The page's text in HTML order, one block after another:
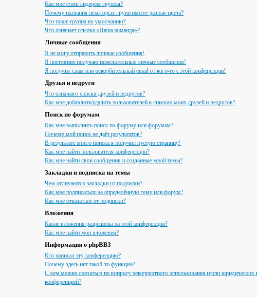
Как мне стать лидером группы?
Почему названия некоторых групп имеют разные цвета?
Что такое группа по умолчанию?
Что означает ссылка «Наша команда»?
Личные сообщения
Я не могу отправить личные сообщения!
Я постоянно получаю нежелательные личные сообщения!
Я получил спам или оскорбительный email от кого-то с этой конференции!
Друзья и недруги
Что означают списки друзей и недругов?
Как мне добавлять/удалять пользователей в списках моих друзей и недругов?
Поиск по форумам
Как мне выполнить поиск по форуму или форумам?
Почему мой поиск не даёт результатов?
В результате моего поиска я получил пустую страницу!
Как мне найти пользователя конференции?
Как мне найти свои сообщения и созданные мной темы?
Закладки и подписка на темы
Чем отличаются закладки от подписки?
Как мне подписаться на определённую тему или форум?
Как мне отказаться от подписки?
Вложения
Какие вложения разрешены на этой конференции?
Как мне найти мои вложения?
Информация о phpBB3
Кто написал эту конференцию?
Почему здесь нет такой-то функции?
С кем можно связаться по вопросу некорректного использования и/или юридических
конференцией?